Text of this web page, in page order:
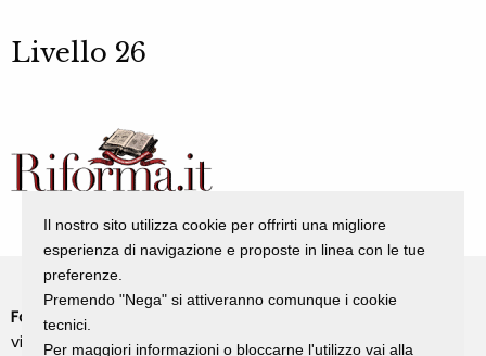
Livello 26
Fondazione Dino Zoli
viale Bologna 288, Forlì
Il nostro sito utilizza cookie per offrirti una migliore
esperienza di navigazione e proposte in linea con le tue
preferenze.
Premendo "Nega" si attiveranno comunque i cookie
tecnici.
Per maggiori informazioni o bloccarne l'utilizzo vai alla